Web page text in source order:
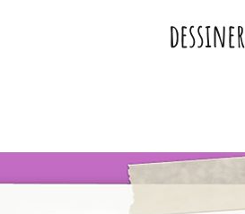
dessiner